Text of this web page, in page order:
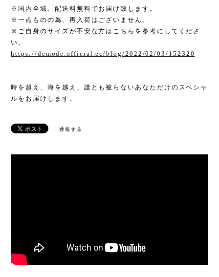
※国内全域、配送料無料でお届け致します。
※一点ものの為、再入荷はございません。
※ご自身のサイズが不安な方はこちらを参考にしてくださ
い。
https://demode.official.ec/blog/2022/02/03/152320
時を超え、海を越え、誰とも被らないあなただけのスペシャ
ルをお届けします。
通報する